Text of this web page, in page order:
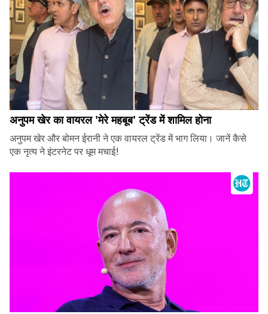
अनुपम खेर का वायरल 'मेरे महबूब' ट्रेंड में शामिल होना
अनुपम खेर और बोमन ईरानी ने एक वायरल ट्रेंड में भाग लिया। जानें कैसे
एक नृत्य ने इंटरनेट पर धूम मचाई!